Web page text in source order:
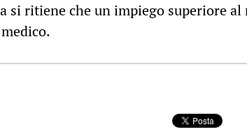
si ritiene che un impiego superiore